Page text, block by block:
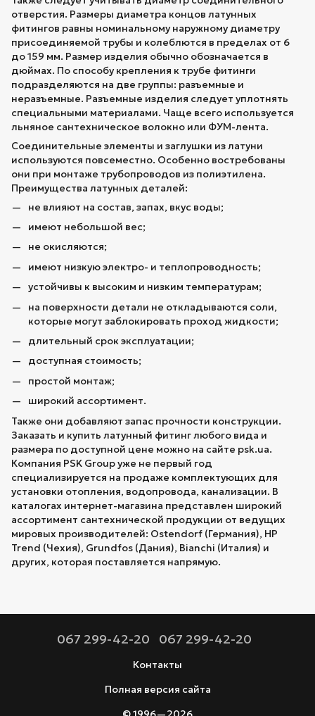
отверстия. Размеры диаметра концов латунных
фитингов равны номинальному наружному диаметру
присоединяемой трубы и колеблются в пределах от 6
до 159 мм. Размер изделия обычно обозначается в
дюймах. По способу крепления к трубе фитинги
подразделяются на две группы: разъемные и
неразъемные. Разъемные изделия следует уплотнять
специальными материалами. Чаще всего используется
льняное сантехническое волокно или ФУМ-лента.
Соединительные элементы и заглушки из латуни
используются повсеместно. Особенно востребованы
они при монтаже трубопроводов из полиэтилена.
Преимущества латунных деталей:
не влияют на состав, запах, вкус воды;
имеют небольшой вес;
не окисляются;
имеют низкую электро- и теплопроводность;
устойчивы к высоким и низким температурам;
на поверхности детали не откладываются соли,
которые могут заблокировать проход жидкости;
длительный срок эксплуатации;
доступная стоимость;
простой монтаж;
широкий ассортимент.
Также они добавляют запас прочности конструкции.
Заказать и купить латунный фитинг любого вида и
размера по доступной цене можно на сайте psk.ua.
Компания PSK Group уже не первый год
специализируется на продаже комплектующих для
установки отопления, водопровода, канализации. В
каталогах интернет-магазина представлен широкий
ассортимент сантехнической продукции от ведущих
мировых производителей: Ostendorf (Германия), HP
Trend (Чехия), Grundfos (Дания), Bianchi (Италия) и
других, которая поставляется напрямую.
067 299-42-20 067 299-42-20
Контакты
Полная версия сайта